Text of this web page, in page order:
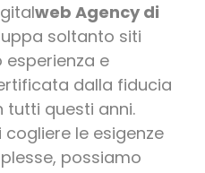
web Agency di
soltanto siti
esperienza e
dalla fiducia
tutti questi anni.
le esigenze
possiamo